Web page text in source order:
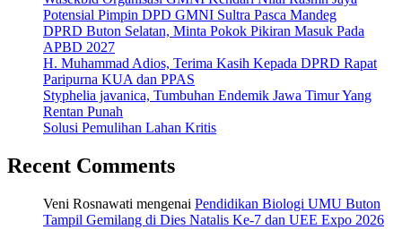
Potensial Pimpin DPD GMNI Sultra Pasca Mandeg
DPRD Buton Selatan, Minta Pokok Pikiran Masuk Pada
APBD 2027
H. Muhammad Adios, Terima Kasih Kepada DPRD Rapat
Paripurna KUA dan PPAS
Styphelia javanica, Tumbuhan Endemik Jawa Timur Yang
Rentan Punah
Solusi Pemulihan Lahan Kritis
Recent Comments
Veni Rosnawati mengenai Pendidikan Biologi UMU Buton
Tampil Gemilang di Dies Natalis Ke-7 dan UEE Expo 2026